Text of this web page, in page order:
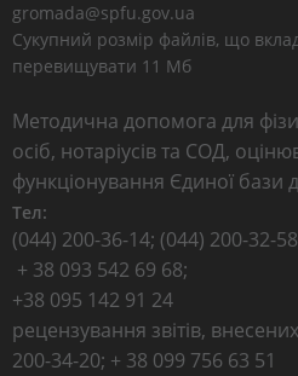
gromada@spfu.gov.ua
Сукупний розмір файлів, що
перевищувати 11 Мб
Методична допомога для
осіб, нотаріусів та СОД,
функціонування Єдиної бази
Тел:
(044) 200-36-14; (044) 200-32-
+ 38 093 542 69 68;
+38 095 142 91 24
рецензування звітів,
200-34-20; + 38 099 756 63 51